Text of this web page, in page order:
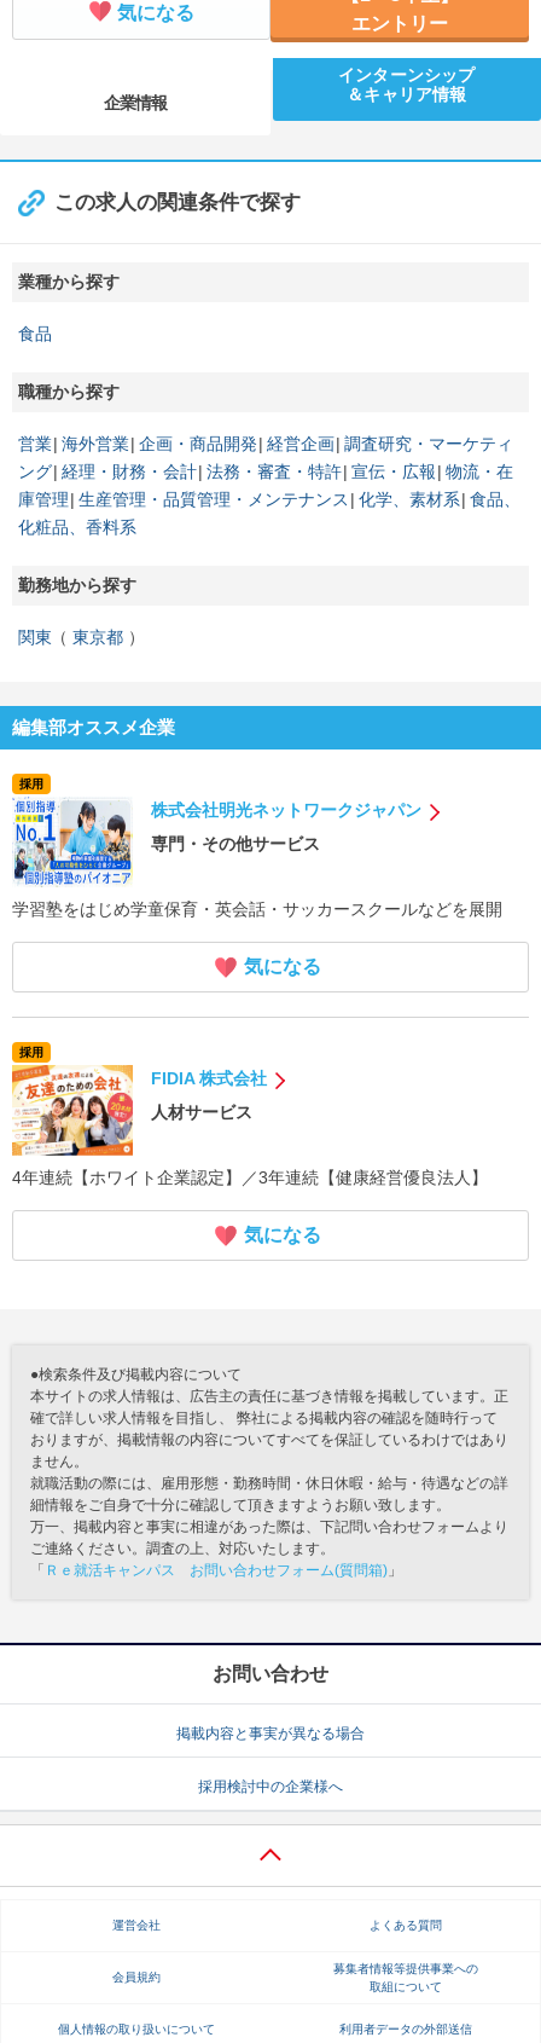
気になる
エントリー
企業情報
インターンシップ
＆キャリア情報
この求人の関連条件で探す
業種から探す
食品
職種から探す
営業 海外営業 企画・商品開発 経営企画 調査研究・マーケティ
ング 経理・財務・会計 法務・審査・特許 宣伝・広報 物流・在
庫管理 生産管理・品質管理・メンテナンス 化学、素材系 食品、
化粧品、香料系
勤務地から探す
関東 東京都
編集部オススメ企業
採用
株式会社明光ネットワークジャパン
専門・その他サービス
学習塾をはじめ学童保育・英会話・サッカースクールなどを展開
気になる
採用
FIDIA 株式会社
人材サービス
4年連続【ホワイト企業認定】／3年連続【健康経営優良法人】
気になる
●検索条件及び掲載内容について
本サイトの求人情報は、広告主の責任に基づき情報を掲載しています。正
確で詳しい求人情報を目指し、 弊社による掲載内容の確認を随時行って
おりますが、掲載情報の内容についてすべてを保証しているわけではあり
ません。
就職活動の際には、雇用形態・勤務時間・休日休暇・給与・待遇などの詳
細情報をご自身で十分に確認して頂きますようお願い致します。
万一、掲載内容と事実に相違があった際は、下記問い合わせフォームより
ご連絡ください。調査の上、対応いたします。
「 Ｒｅ就活キャンパス お問い合わせフォーム(質問箱) 」
お問い合わせ
掲載内容と事実が異なる場合
採用検討中の企業様へ
運営会社 よくある質問
会員規約
募集者情報等提供事業への
取組について
個人情報の取り扱いについて 利用者データの外部送信